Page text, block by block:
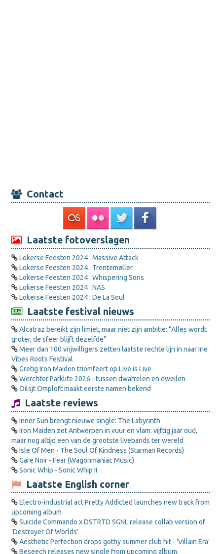
Contact
Laatste fotoverslagen
Lokerse Feesten 2024 : Massive Attack
Lokerse Feesten 2024 : Trentemøller
Lokerse Feesten 2024 : Whispering Sons
Lokerse Feesten 2024 : NAS
Lokerse Feesten 2024 : De La Soul
Laatste festival nieuws
Alcatraz bereikt zijn limiet, maar niet zijn ambitie: “Alles wordt
groter, de sfeer blijft dezelfde”
Meer dan 100 vrijwilligers zetten laatste rechte lijn in naar Irie
Vibes Roots Festival
Gretig Iron Maiden triomfeert op Live is Live
Werchter Parklife 2026 - tussen dwarrelen en dweilen
Oilsjt Omploft maakt eerste namen bekend
Laatste reviews
Inner Sun brengt nieuwe single: The Labyrinth
Iron Maiden zet Antwerpen in vuur en vlam: vijftig jaar oud,
maar nog altijd een van de grootste livebands ter wereld
Isle Of Men - The Soul Of Kindness (Starman Records)
Gare Noir - Fear (Wagonmaniac Music)
Sonic Whip - Sonic Whip II
Laatste English corner
Electro-industrial act Pretty Addicted launches new track from
upcoming album
Suicide Commando x DSTRTD SGNL release collab version of
'Destroyer Of Worlds'
Aesthetic Perfection drops gothy summer club hit - 'Villain Era'
Beseech releases new single from upcoming album.